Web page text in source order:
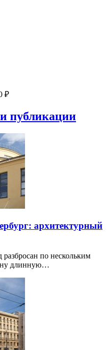
₽
публикации
архитектурный
по нескольким
длинную…